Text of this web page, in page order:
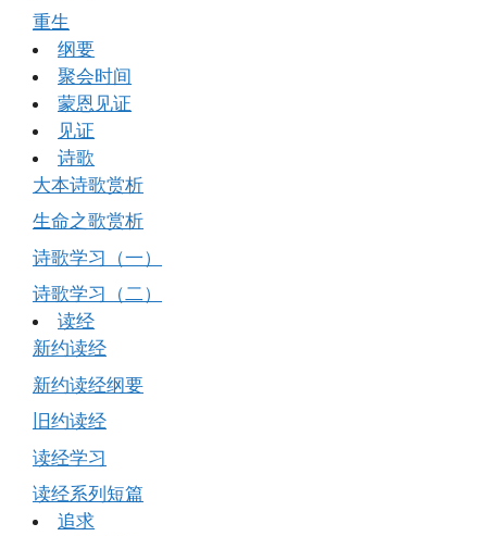
重生
纲要
聚会时间
蒙恩见证
见证
诗歌
大本诗歌赏析
生命之歌赏析
诗歌学习（一）
诗歌学习（二）
读经
新约读经
新约读经纲要
旧约读经
读经学习
读经系列短篇
追求